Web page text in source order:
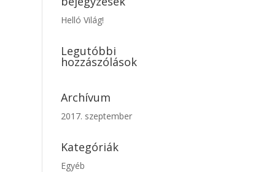
Helló Világ!
Legutóbbi
hozzászólások
Archívum
2017. szeptember
Kategóriák
Egyéb